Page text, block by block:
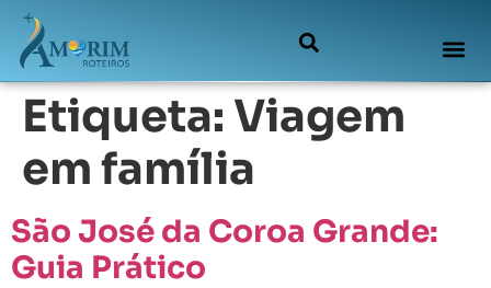
Etiqueta: Viagem
em família
São José da Coroa Grande:
Guia Prático